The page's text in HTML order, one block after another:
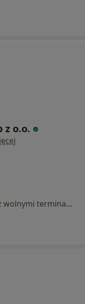
z o.o.
Brak dostępnych specjalistów z wolnymi terminami w tym centrum medycznym.